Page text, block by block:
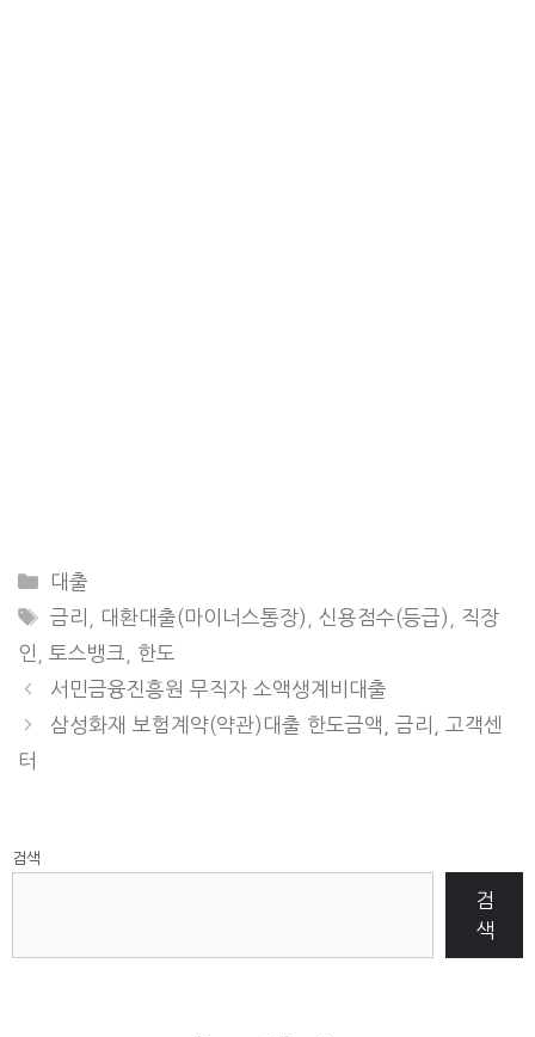
CATEGORIES
대출
TAGS
금리 대환대출(마이너스통장) ,신용점수(등급)
직장
인
토스뱅크
한도
서민금융진흥원 무직자 소액생계비대출
삼성화재 보험계약(약관)대출 한도금액, 금리, 고객센
터
검색
검
색